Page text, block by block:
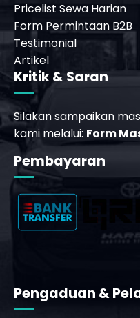
Pricelist Sewa Harian
Form Permintaan B2B
Testimonial
Artikel
Kritik & Saran
Silakan sampaikan
kami melalui: Form
Pembayaran
Pengaduan &